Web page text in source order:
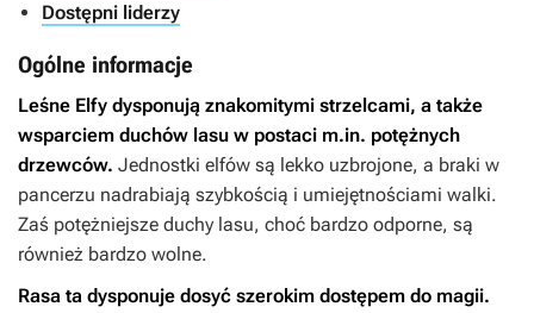
Dostępni liderzy
Ogólne informacje
Leśne Elfy dysponują znakomitymi strzelcami, a także
wsparciem duchów lasu w postaci m.in. potężnych
drzewców. Jednostki elfów są lekko uzbrojone, a braki w
pancerzu nadrabiają szybkością i umiejętnościami walki.
Zaś potężniejsze duchy lasu, choć bardzo odporne, są
również bardzo wolne.
Rasa ta dysponuje dosyć szerokim dostępem do magii.